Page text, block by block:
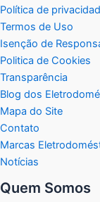
Política de
Termos de Uso
Isenção de
Politica de Cookies
Transparência
Blog dos
Mapa do Site
Contato
Marcas
Notícias
Quem Somos